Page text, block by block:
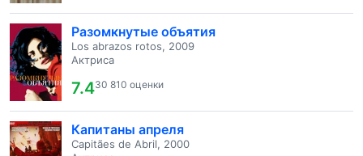
Разомкнутые объятия
Los abrazos rotos, 2009
Актриса
7.430 810 оценки
Капитаны апреля
Capitães de Abril, 2000